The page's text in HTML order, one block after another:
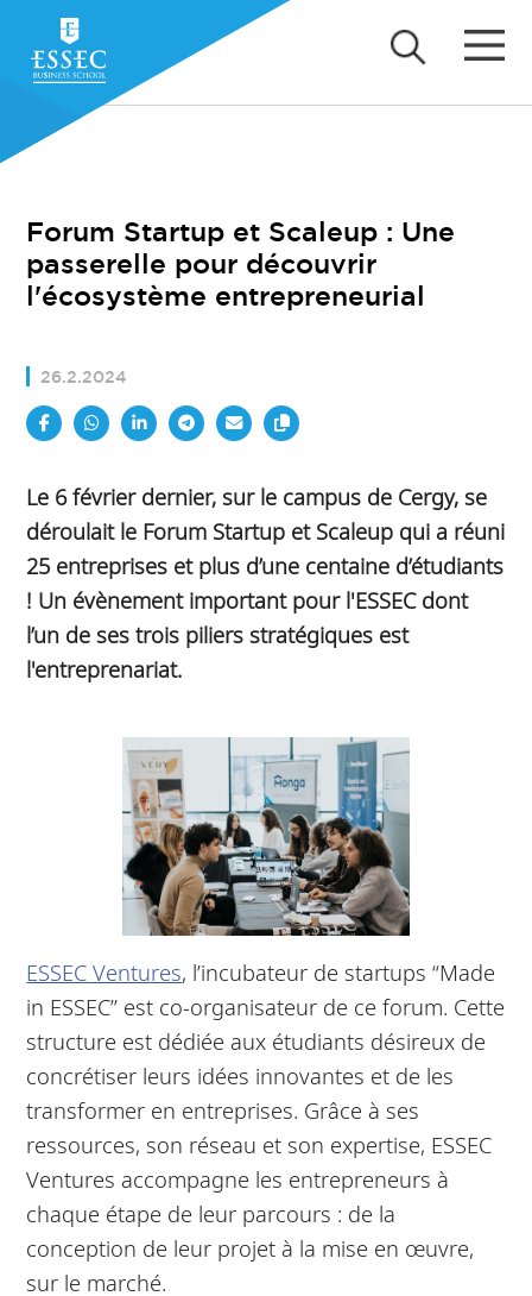
Forum Startup et Scaleup : Une
passerelle pour découvrir
l'écosystème entrepreneurial
26.2.2024
Le 6 février dernier, sur le campus de Cergy, se
déroulait le Forum Startup et Scaleup qui a réuni
25 entreprises et plus d’une centaine d’étudiants
! Un évènement important pour l'ESSEC dont
l’un de ses trois piliers stratégiques est
l'entreprenariat.
ESSEC Ventures, l’incubateur de startups “Made
in ESSEC” est co-organisateur de ce forum. Cette
structure est dédiée aux étudiants désireux de
concrétiser leurs idées innovantes et de les
transformer en entreprises. Grâce à ses
ressources, son réseau et son expertise, ESSEC
Ventures accompagne les entrepreneurs à
chaque étape de leur parcours : de la
conception de leur projet à la mise en œuvre,
sur le marché.